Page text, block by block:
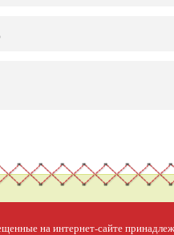
на интернет-сайте